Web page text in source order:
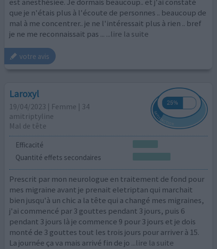
que je n'étais plus à l'écoute de personnes .. beaucoup de
mal à me concentrer.. je ne l'intéressait plus à rien .. bref
je ne me reconnaissait pas ... ...lire la suite
votre avis
Laroxyl
19/04/2023 | Femme | 34
amitriptyline
Mal de tête
Efficacité
Quantité effets secondaires
Prescrit par mon neurologue en traitement de fond pour
mes migraine avant je prenait eletriptan qui marchait
bien jusqu'à un chic a la tête qui a changé mes migraines,
j'ai commencé par 3 gouttes pendant 3 jours, puis 6
pendant 3 jours là je commence 9 pour 3 jours et je dois
monté de 3 gouttes tout les trois jours pour arriver à 15.
La journée ça va mais arrivé fin de jo ...lire la suite